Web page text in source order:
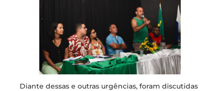
Diante dessas e outras urgências, foram discutidas